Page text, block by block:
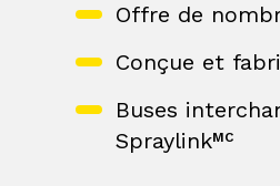
Offre de
Conçue et
Buses
SpraylinkMC